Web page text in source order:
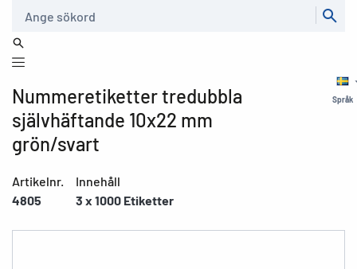
Språk
Nummeretiketter tredubbla
självhäftande 10x22 mm
grön/svart
Artikelnr.
4805
Innehåll
3 x 1000 Etiketter